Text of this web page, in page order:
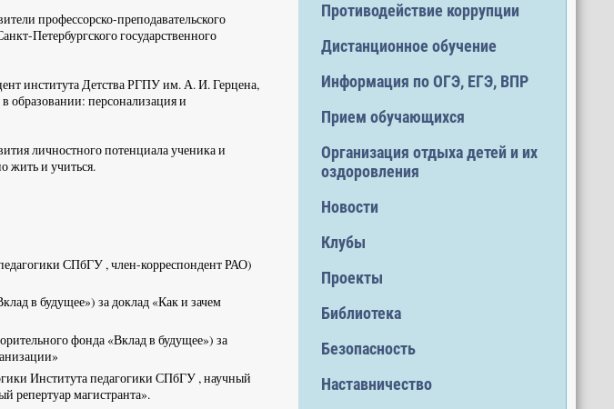
профессорско-преподавательского
Петербургского государственного
института Детства РГПУ им. А. И. Герцена,
образовании: персонализация и
личностного потенциала ученика и
жить и учиться.
СПбГУ , член-корреспондент РАО)
в будущее») за доклад «Как и зачем
фонда «Вклад в будущее») за
Института педагогики СПбГУ , научный
репертуар магистранта».
Противодействие коррупции
Дистанционное обучение
Информация по ОГЭ, ЕГЭ, ВПР
Прием обучающихся
Организация отдыха детей и их
оздоровления
Новости
Клубы
Проекты
Библиотека
Безопасность
Наставничество